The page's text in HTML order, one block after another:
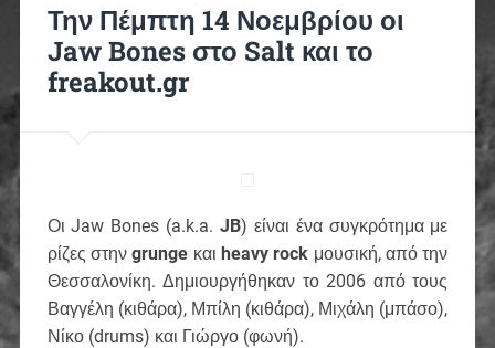
Την Πέμπτη 14 Νοεμβρίου οι
Jaw Bones στο Salt και το
freakout.gr
Οι Jaw Bones (a.k.a. JB) είναι ένα συγκρότημα με
ρίζες στηνgrunge καιheavy rock μουσική, από την
Θεσσαλονίκη. Δημιουργήθηκαν το 2006 από τους
Βαγγέλη (κιθάρα), Μπίλη (κιθάρα), Μιχάλη (μπάσο),
Νίκο (drums) και Γιώργο (φωνή).